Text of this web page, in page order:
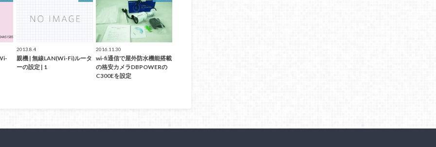
2013.8.4
親機 | 無線LAN(Wi-Fi)ルータ
ーの設定 | 1
2016.11.30
wi-fi通信で屋外防水機能搭載
の格安カメラDBPOWERの
C300Eを設定